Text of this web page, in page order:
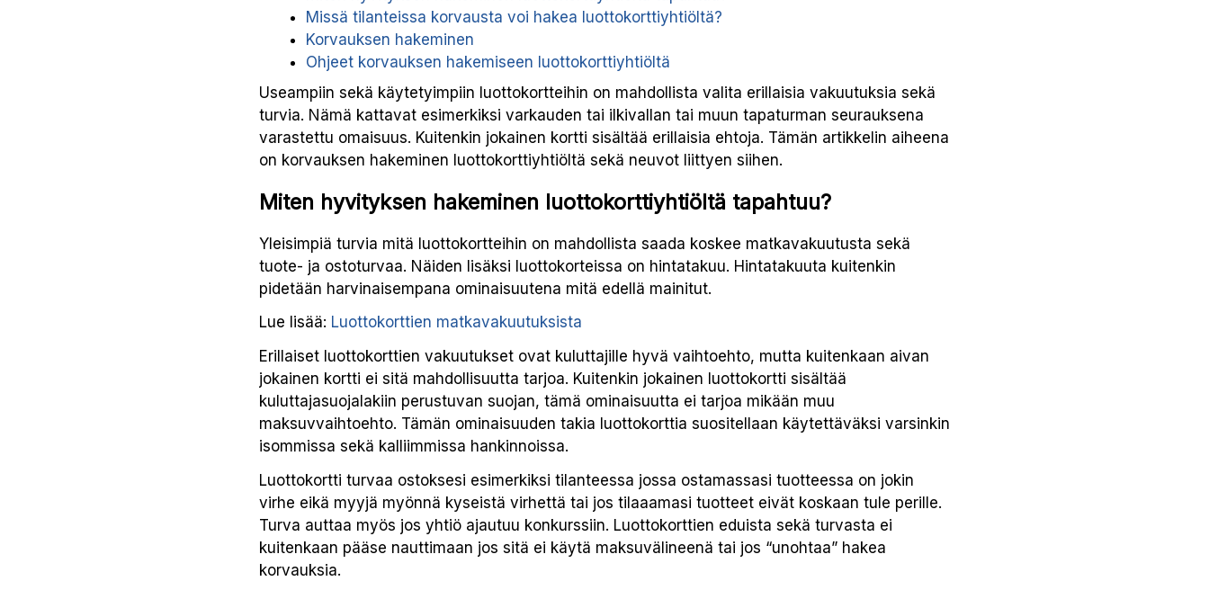
Missä tilanteissa korvausta voi hakea luottokorttiyhtiöltä?
Korvauksen hakeminen
Ohjeet korvauksen hakemiseen luottokorttiyhtiöltä
Useampiin sekä käytetyimpiin luottokortteihin on mahdollista valita erillaisia vakuutuksia sekä
turvia. Nämä kattavat esimerkiksi varkauden tai ilkivallan tai muun tapaturman seurauksena
varastettu omaisuus. Kuitenkin jokainen kortti sisältää erillaisia ehtoja. Tämän artikkelin aiheena
on korvauksen hakeminen luottokorttiyhtiöltä sekä neuvot liittyen siihen.
Miten hyvityksen hakeminen luottokorttiyhtiöltä tapahtuu?
Yleisimpiä turvia mitä luottokortteihin on mahdollista saada koskee matkavakuutusta sekä
tuote- ja ostoturvaa. Näiden lisäksi luottokorteissa on hintatakuu. Hintatakuuta kuitenkin
pidetään harvinaisempana ominaisuutena mitä edellä mainitut.
Lue lisää: Luottokorttien matkavakuutuksista
Erillaiset luottokorttien vakuutukset ovat kuluttajille hyvä vaihtoehto, mutta kuitenkaan aivan
jokainen kortti ei sitä mahdollisuutta tarjoa. Kuitenkin jokainen luottokortti sisältää
kuluttajasuojalakiin perustuvan suojan, tämä ominaisuutta ei tarjoa mikään muu
maksuvvaihtoehto. Tämän ominaisuuden takia luottokorttia suositellaan käytettäväksi varsinkin
isommissa sekä kalliimmissa hankinnoissa.
Luottokortti turvaa ostoksesi esimerkiksi tilanteessa jossa ostamassasi tuotteessa on jokin
virhe eikä myyjä myönnä kyseistä virhettä tai jos tilaaamasi tuotteet eivät koskaan tule perille.
Turva auttaa myös jos yhtiö ajautuu konkurssiin. Luottokorttien eduista sekä turvasta ei
kuitenkaan pääse nauttimaan jos sitä ei käytä maksuvälineenä tai jos “unohtaa” hakea
korvauksia.